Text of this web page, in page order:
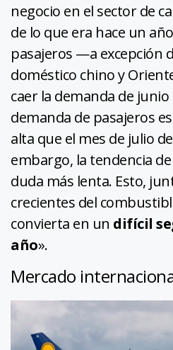
negocio en el sector de
de lo que era hace un
pasajeros —a excepción
doméstico chino y
caer la demanda de
demanda de pasajeros
alta que el mes de julio
embargo, la tendencia
duda más lenta. Esto,
crecientes del
convierta en un difícil
año».
Mercado